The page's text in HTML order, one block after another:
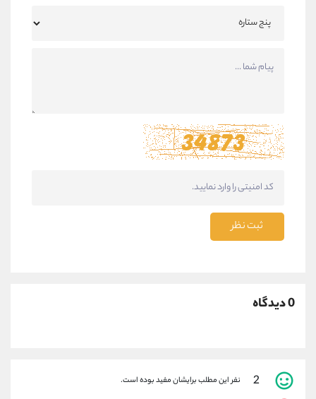
ثبت نظر
0 دیدگاه
2 نفر این مطلب برایشان مفید بوده است.